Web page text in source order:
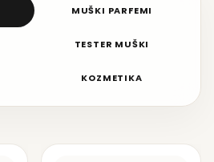
MUŠKI PARFEMI
TESTER MUŠKI
KOZMETIKA